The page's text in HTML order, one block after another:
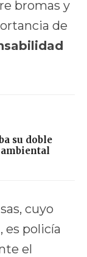
bromas y
de
su doble
cuyo
, es policía
el